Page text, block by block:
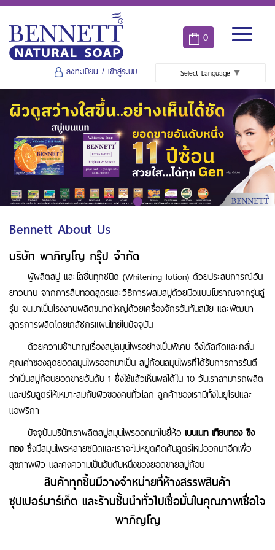
0
ลงทะเบียน / เข้าสู่ระบบ Select Language ▼
Bennett About Us
บริษัท พาภิญโญ กรุ๊ป จำกัด
ผู้ผลิตสบู่ และโลชั่นทุกชนิด (Whitening lotion) ด้วยประสบการณ์อัน
ยาวนาน จากการสืบทอดสูตรและวิธีการผสมสบู่ด้วยมือแบบโบราณจากรุ่นสู่
รุ่น จนมาเป็นโรงงานผลิตขนาดใหญ่ด้วยเครื่องจักรอันทันสมัย และพัฒนา
สูตรการผลิตโดยเภสัชกรแผนไทยในปัจจุบัน
ด้วยความชำนาญเรื่องสบู่สมุนไพรอย่างเป็นพิเศษ จึงได้สกัดและกลั่น
คุณค่าของสุดยอดสมุนไพรออกมาเป็น สบู่ก้อนสมุนไพรที่ได้รับการการรันตี
ว่าเป็นสบู่ก้อนยอดขายอันดับ 1 ซึ่งใช้แล้วเห็นผลได้ใน 10 วันเราสามารถผลิต
และปรับสูตรให้เหมาะสมกับผิวของคนทั่วโลก ลูกค้าของเรามีทั้งในยุโรปและ
แอฟริกา
ปัจจุบันบริษัทเราผลิตสบู่สมุนไพรออกมาในยี่ห้อ เบนเนท เทียบทอง ขิง
ทองซึ่งมีสมุนไพรหลายชนิดและเราจะไม่หยุดคิดค้นสูตรใหม่ออกมาอีกเพื่อ
สุขภาพผิว และคงความเป็นอันดับหนึ่งของยอดขายสบู่ก้อน
สินค้าทุกชิ้นมีวางจำหน่ายที่ห้างสรรพสินค้า
ซุปเปอร์มาร์เก็ต และร้านชั้นนำทั่วไปเชื่อมั่นในคุณภาพเชื่อใจ
พาภิญโญ